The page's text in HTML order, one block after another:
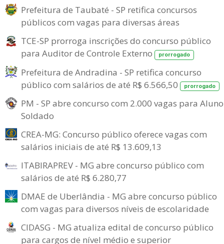
Prefeitura de Taubaté - SP retifica concursos
públicos com vagas para diversas áreas
TCE-SP prorroga inscrições do concurso público
para Auditor de Controle Externo
prorrogado
Prefeitura de Andradina - SP retifica concurso
público com salários de até R$ 6.566,50
prorrogado
PM - SP abre concurso com 2.000 vagas para
Soldado
CREA-MG: Concurso público oferece vagas com
salários iniciais de até R$ 13.609,13
ITABIRAPREV - MG abre concurso público com
salários de até R$ 6.280,77
DMAE de Uberlândia - MG abre concurso público
com vagas para diversos níveis de escolaridade
CIDASG - MG atualiza edital de concurso público
para cargos de nível médio e superior